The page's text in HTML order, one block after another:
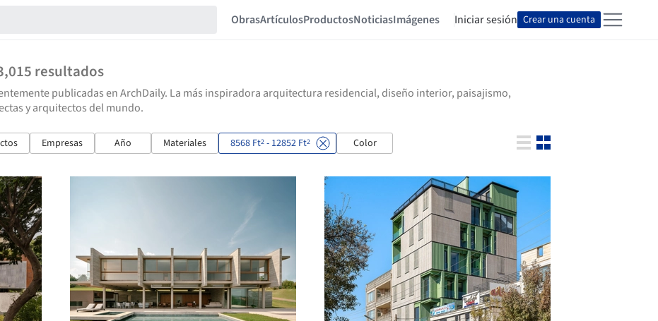
ObrasArtículosProductosNoticiasImágenes Iniciar sesión Crear una cuenta
resultados
publicadas en ArchDaily. La más inspiradora arquitectura residencial, diseño interior, paisajismo,
y arquitectos del mundo.
Empresas Año Materiales 8568 Ft2 - 12852 Ft2 Color